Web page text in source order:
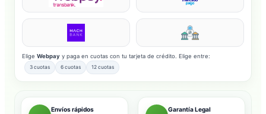
Elige Webpay y paga en cuotas con tu tarjeta de crédito. Elige entre:
3 cuotas 6 cuotas 12 cuotas
Envíos rápidos Garantía Legal